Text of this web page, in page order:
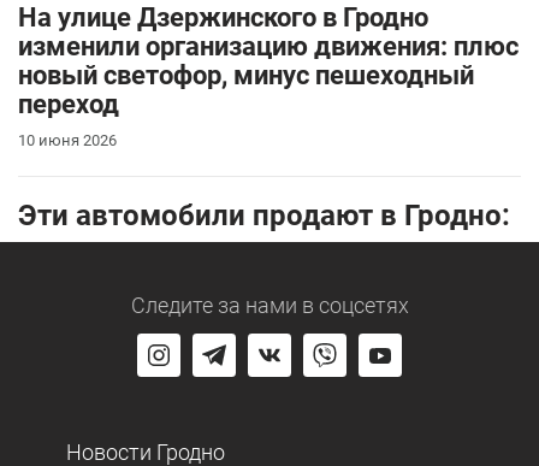
На улице Дзержинского в Гродно
изменили организацию движения: плюс
новый светофор, минус пешеходный
переход
10 июня 2026
Эти автомобили продают в Гродно:
Следите за нами в соцсетях
Новости Гродно